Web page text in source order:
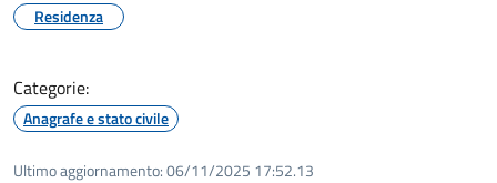
Residenza
Categorie:
Anagrafe e stato civile
Ultimo aggiornamento:06/11/2025 17:52.13